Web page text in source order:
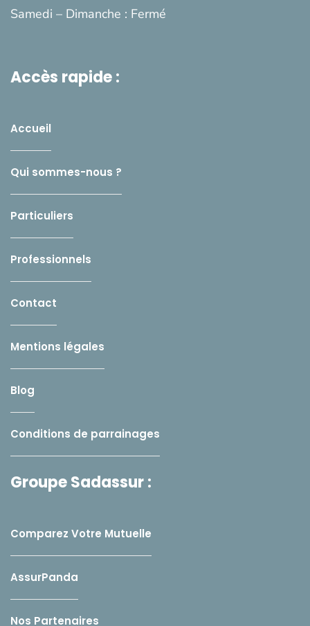
Samedi – Dimanche : Fermé
Accès rapide :
Accueil
Qui sommes-nous ?
Particuliers
Professionnels
Contact
Mentions légales
Blog
Conditions de parrainages
Groupe Sadassur :
Comparez Votre Mutuelle
AssurPanda
Nos Partenaires